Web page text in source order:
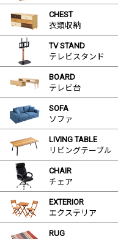
CHEST
衣類収納
TV STAND
テレビスタンド
BOARD
テレビ台
SOFA
ソファ
LIVING TABLE
リビングテーブル
CHAIR
チェア
EXTERIOR
エクステリア
RUG